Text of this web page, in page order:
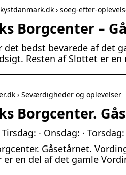
› soeg-efter-
Borgcenter –
det bedst bevarede af det
Resten af Slottet er
› Seværdigheder og oplevelser
Borgcenter.
· Onsdag: ·
Gåsetårnet.
er en del af det gamle